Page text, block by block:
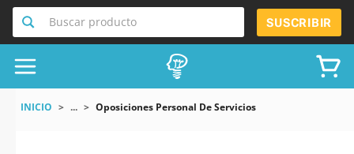
Buscar producto SUSCRIBIR
INICIO ... Oposiciones Personal De Servicios